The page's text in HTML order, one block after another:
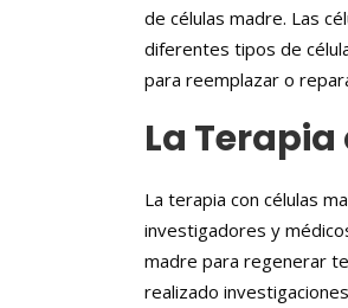
de células madre. Las
diferentes tipos de
para reemplazar o
La
La terapia con células
investigadores y
madre para regenerar
realizado